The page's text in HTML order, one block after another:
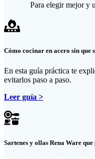
Para elegir mejor y
Cómo cocinar en acero sin que
En esta guía práctica te
evitarlos paso a paso.
Leer guía >
Sartenes y ollas Rena Ware